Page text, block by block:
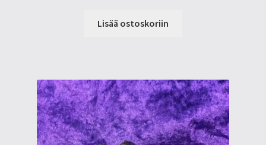
Lisää ostoskoriin